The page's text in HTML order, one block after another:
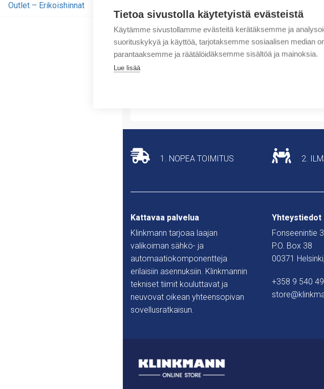
Tietoa sivustolla käytetyistä evästeistä
Käytämme sivustollamme evästeitä kerätäksemme ja
suorituskykyä ja käyttöä, tarjotaksemme sosiaalisen median
parantaaksemme ja räätälöidäksemme sisältöä ja mainoksia.
Lue lisää
Outlet – Erikoishinnat
Outlet – Erikoishinnat
1. NOPEA TOIMITUS 2.
Kattavaa palvelua
Klinkmann tarjoaa laajan
valikoiman sähkö- ja
automaatiokomponentteja
erilaisiin asennuksiin. Klinkmannin
tekniset tiimit kouluttavat ja
neuvovat oikean yhteensopivan
sovellusratkaisun.
Yhteystiedot
Fonseenintie 3
P.O. Box 38
00371
+358 9 540